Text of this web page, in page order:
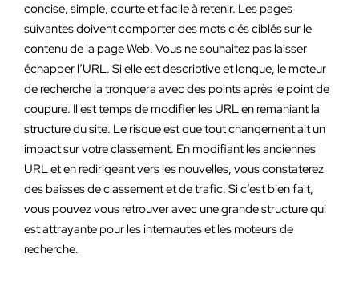
concise, simple, courte et facile à retenir. Les pages
suivantes doivent comporter des mots clés ciblés sur le
contenu de la page Web. Vous ne souhaitez pas laisser
échapper l’URL. Si elle est descriptive et longue, le moteur
de recherche la tronquera avec des points après le point de
coupure. Il est temps de modifier les URL en remaniant la
structure du site. Le risque est que tout changement ait un
impact sur votre classement. En modifiant les anciennes
URL et en redirigeant vers les nouvelles, vous constaterez
des baisses de classement et de trafic. Si c’est bien fait,
vous pouvez vous retrouver avec une grande structure qui
est attrayante pour les internautes et les moteurs de
recherche.